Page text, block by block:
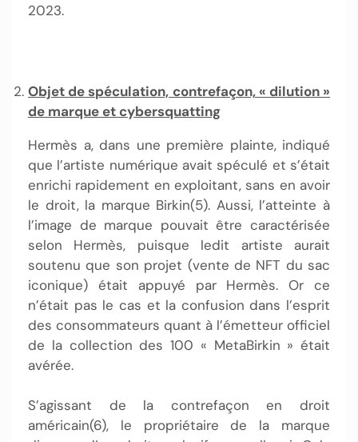
2023.
Objet de spéculation, contrefaçon, « dilution »
de marque et cybersquatting
Hermès a, dans une première plainte, indiqué
que l’artiste numérique avait spéculé et s’était
enrichi rapidement en exploitant, sans en avoir
le droit, la marque Birkin(5). Aussi, l’atteinte à
l’image de marque pouvait être caractérisée
selon Hermès, puisque ledit artiste aurait
soutenu que son projet (vente de NFT du sac
iconique) était appuyé par Hermès. Or ce
n’était pas le cas et la confusion dans l’esprit
des consommateurs quant à l’émetteur officiel
de la collection des 100 « MetaBirkin » était
avérée.
S’agissant de la contrefaçon en droit
américain(6), le propriétaire de la marque